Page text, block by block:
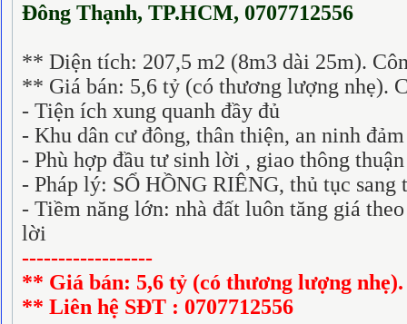
Đông Thạnh, TP.HCM, 0707712556
** Diện tích: 207,5 m2 (8m3 dài 25m).
** Giá bán: 5,6 tỷ (có thương lượng nhẹ).
- Tiện ích xung quanh đầy đủ
- Khu dân cư đông, thân thiện, an ninh
- Phù hợp đầu tư sinh lời , giao thông
- Pháp lý: SỔ HỒNG RIÊNG, thủ tục sang
- Tiềm năng lớn: nhà đất luôn tăng giá
lời
------------------
** Giá bán: 5,6 tỷ (có thương lượng
** Liên hệ SĐT : 0707712556